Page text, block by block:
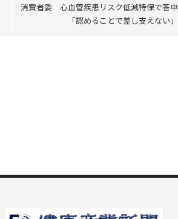
消費者委 心血管疾患リスク低減特保で答申
「認めることで差し支えない」